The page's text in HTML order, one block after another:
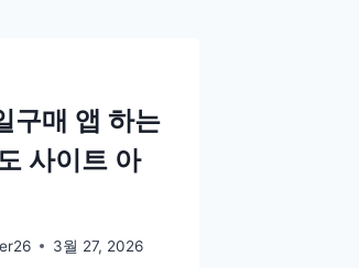
구매 앱 하는
사이트 아
3월 27, 2026